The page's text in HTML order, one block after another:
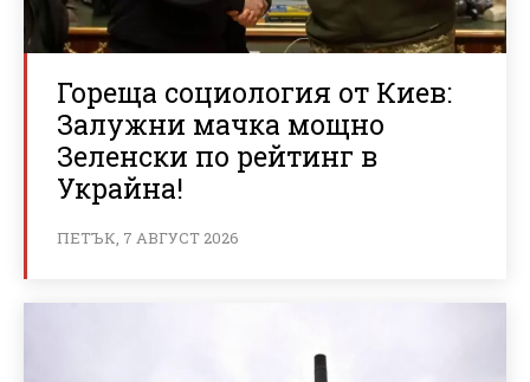
Гореща социология от Киев:
Залужни мачка мощно
Зеленски по рейтинг в
Украйна!
ПЕТЪК, 7 АВГУСТ 2026